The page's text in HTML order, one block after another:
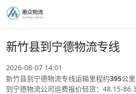
新竹县到宁德物流专线
2026-08-07 14:01
新竹县到宁德物流专线运输里程约395公
到宁德物流公司运费报价轻货：48.15-